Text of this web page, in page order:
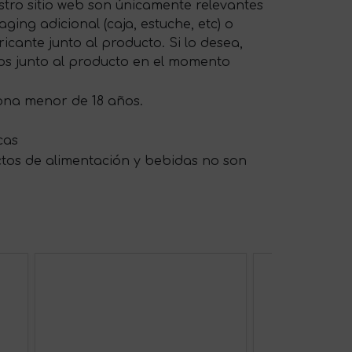
sitio web son únicamente relevantes
adicional (caja, estuche, etc) o
junto al producto. Si lo desea,
junto al producto en el momento
menor de 18 años.
de alimentación y bebidas no son